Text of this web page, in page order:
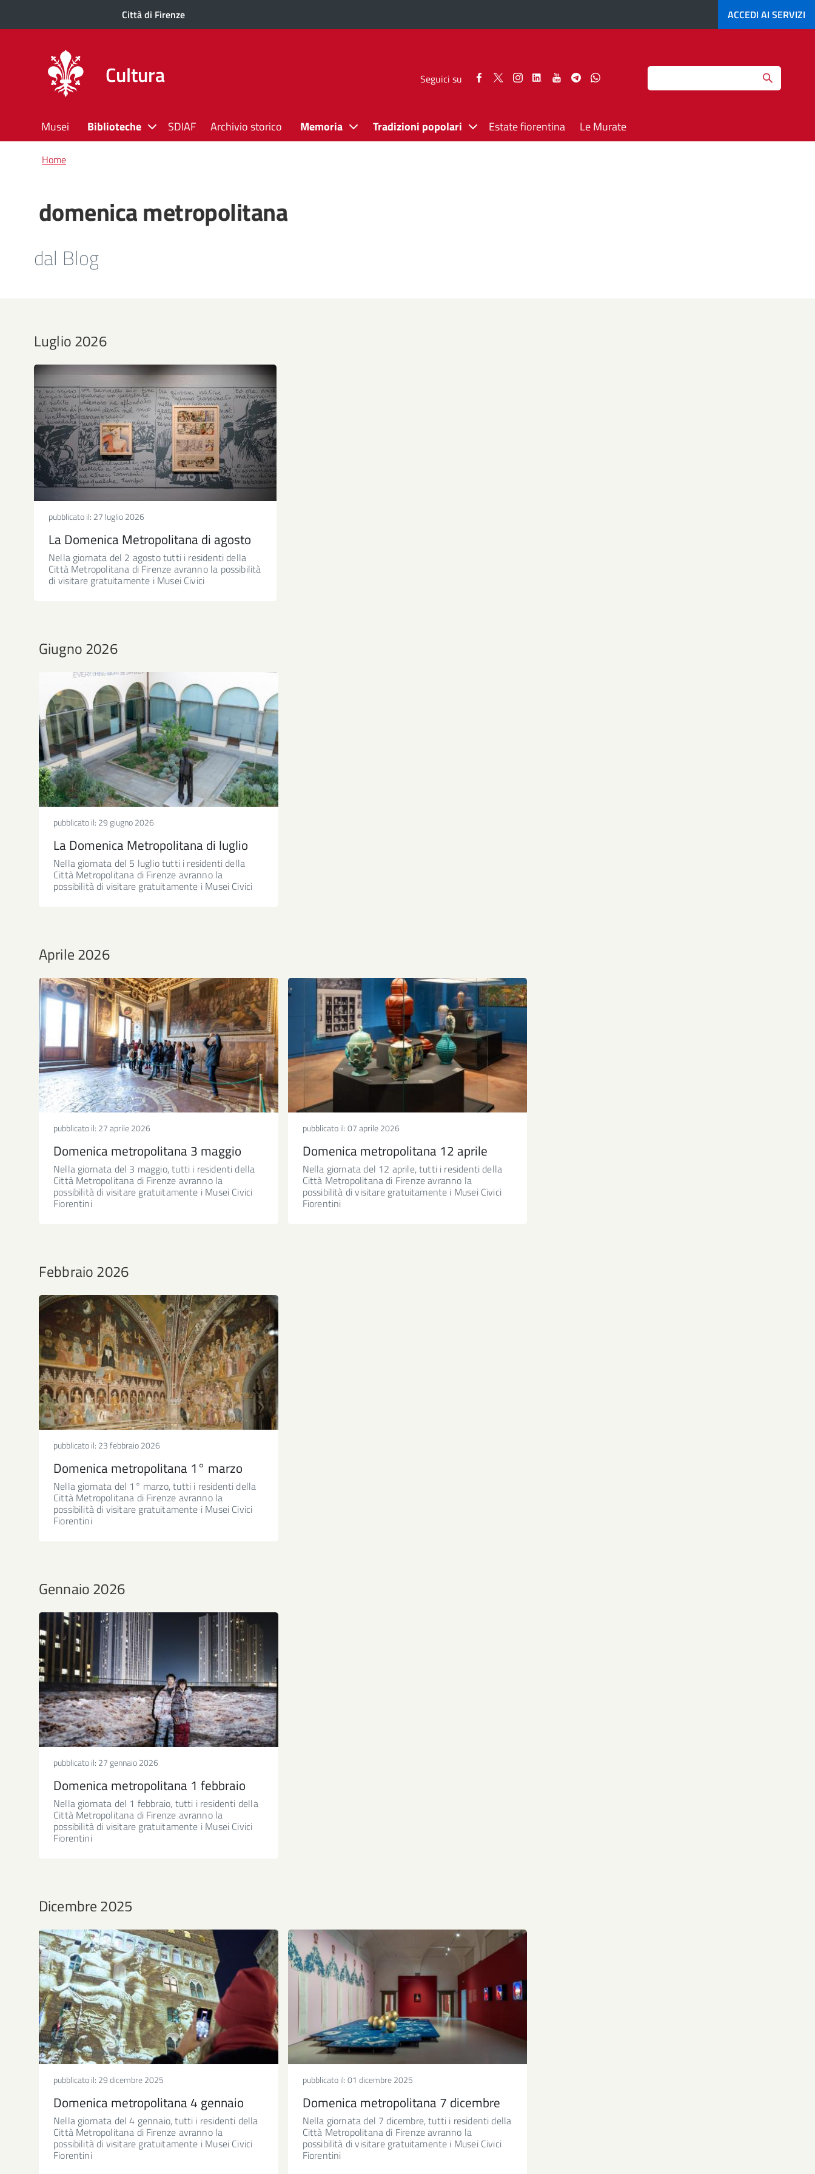
Città di Firenze ACCEDI AI SERVIZI
Cultura Seguici su
Seguici SeguiciSeguici Seguici SeguiciSeguiciSeguici
Search
Musei Biblioteche SDIAF Archivio storico Memoria Tradizioni popolari Estate fiorentina Le Murate
Briciole
di
Home
domenica metropolitana
dal Blog
Luglio 2026
pubblicato il: 27 luglio 2026
La Domenica Metropolitana di agosto
Nella giornata del 2 agosto tutti i residenti della
Città Metropolitana di Firenze avranno la possibilità
di visitare gratuitamente i Musei Civici
Giugno 2026
pubblicato il: 29 giugno 2026
La Domenica Metropolitana di luglio
Nella giornata del 5 luglio tutti i residenti della
Città Metropolitana di Firenze avranno la
possibilità di visitare gratuitamente i Musei Civici
Aprile 2026
pubblicato il: 27 aprile 2026
Domenica metropolitana 3 maggio
Nella giornata del 3 maggio, tutti i residenti della
Città Metropolitana di Firenze avranno la
possibilità di visitare gratuitamente i Musei Civici
Fiorentini
pubblicato il:07 aprile 2026
Domenica metropolitana 12 aprile
Nella giornata del 12 aprile, tutti i residenti della
Città Metropolitana di Firenze avranno la
possibilità di visitare gratuitamente i Musei Civici
Fiorentini
Febbraio 2026
pubblicato il: 23 febbraio 2026
Domenica metropolitana 1° marzo
Nella giornata del 1° marzo, tutti i residenti della
Città Metropolitana di Firenze avranno la
possibilità di visitare gratuitamente i Musei Civici
Fiorentini
Gennaio 2026
pubblicato il: 27 gennaio 2026
Domenica metropolitana 1 febbraio
Nella giornata del 1 febbraio, tutti i residenti della
Città Metropolitana di Firenze avranno la
possibilità di visitare gratuitamente i Musei Civici
Fiorentini
Dicembre 2025
pubblicato il: 29 dicembre 2025
Domenica metropolitana 4 gennaio
Nella giornata del 4 gennaio, tutti i residenti della
Città Metropolitana di Firenze avranno la
possibilità di visitare gratuitamente i Musei Civici
Fiorentini
pubblicato il:01 dicembre 2025
Domenica metropolitana 7 dicembre
Nella giornata del 7 dicembre, tutti i residenti della
Città Metropolitana di Firenze avranno la
possibilità di visitare gratuitamente i Musei Civici
Fiorentini